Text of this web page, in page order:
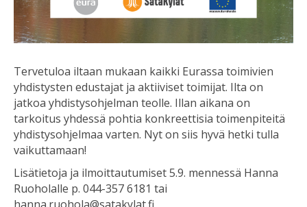
Tervetuloa iltaan mukaan kaikki Eurassa toimivien
yhdistysten edustajat ja aktiiviset toimijat. Ilta on
jatkoa yhdistysohjelman teolle. Illan aikana on
tarkoitus yhdessä pohtia konkreettisia toimenpiteitä
yhdistysohjelmaa varten. Nyt on siis hyvä hetki tulla
vaikuttamaan!
Lisätietoja ja ilmoittautumiset 5.9. mennessä Hanna
Ruoholalle p. 044-357 6181 tai
hanna.ruohola@satakylat.fi